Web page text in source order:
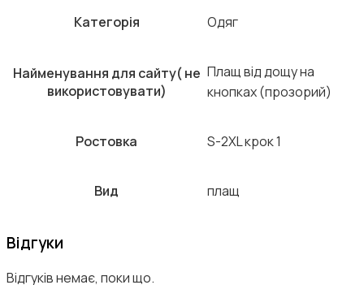
Категорія Одяг
Найменування для сайту( не
використовувати)
Плащ від дощу на
кнопках (прозорий)
Ростовка S-2XL крок 1
Вид плащ
Відгуки
Відгуків немає, поки що.